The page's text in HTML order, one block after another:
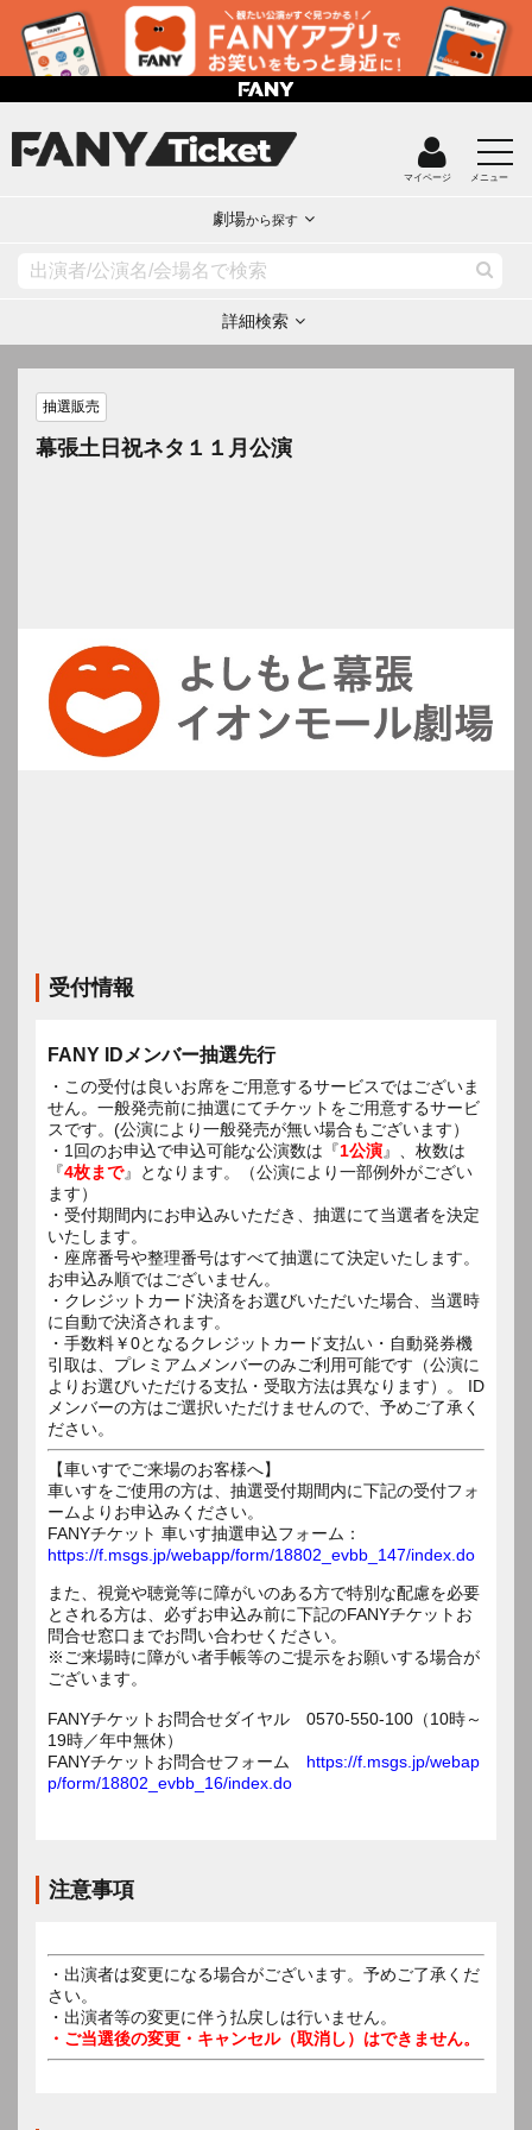
マイページ メニュー
劇場から探す
詳細検索
抽選販売
幕張土日祝ネタ１１月公演
受付情報
FANY IDメンバー抽選先行
・この受付は良いお席をご用意するサービスではございま
せん。一般発売前に抽選にてチケットをご用意するサービ
スです。(公演により一般発売が無い場合もございます）
・1回のお申込で申込可能な公演数は『1公演』、枚数は
『4枚まで』となります。（公演により一部例外がござい
ます）
・受付期間内にお申込みいただき、抽選にて当選者を決定
いたします。
・座席番号や整理番号はすべて抽選にて決定いたします。
お申込み順ではございません。
・クレジットカード決済をお選びいただいた場合、当選時
に自動で決済されます。
・手数料￥0となるクレジットカード支払い・自動発券機
引取は、プレミアムメンバーのみご利用可能です（公演に
よりお選びいただける支払・受取方法は異なります）。 ID
メンバーの方はご選択いただけませんので、予めご了承く
ださい。
【車いすでご来場のお客様へ】
車いすをご使用の方は、抽選受付期間内に下記の受付フォ
ームよりお申込みください。
FANYチケット 車いす抽選申込フォーム：
https://f.msgs.jp/webapp/form/18802_evbb_147/index.do
また、視覚や聴覚等に障がいのある方で特別な配慮を必要
とされる方は、必ずお申込み前に下記のFANYチケットお
問合せ窓口までお問い合わせください。
※ご来場時に障がい者手帳等のご提示をお願いする場合が
ございます。
FANYチケットお問合せダイヤル 0570-550-100（10時～
19時／年中無休）
FANYチケットお問合せフォーム https://f.msgs.jp/webap
p/form/18802_evbb_16/index.do
注意事項
・出演者は変更になる場合がございます。予めご了承くだ
さい。
・出演者等の変更に伴う払戻しは行いません。
・ご当選後の変更・キャンセル（取消し）はできません。